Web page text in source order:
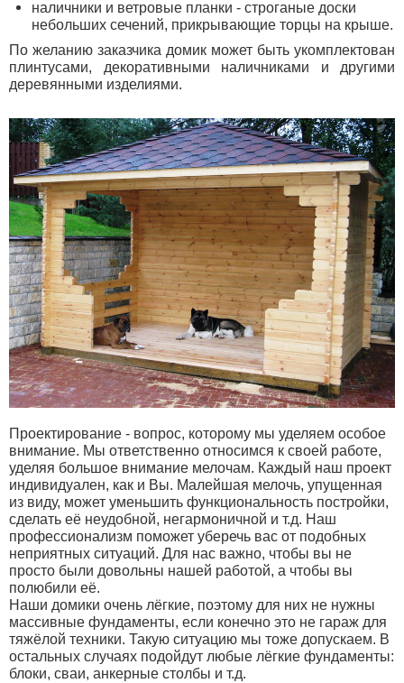
наличники и ветровые планки - строганые доски
небольших сечений, прикрывающие торцы на крыше.
По желанию заказчика домик может быть укомплектован
плинтусами, декоративными наличниками и другими
деревянными изделиями.
Проектирование - вопрос, которому мы уделяем особое
внимание. Мы ответственно относимся к своей работе,
уделяя большое внимание мелочам. Каждый наш проект
индивидуален, как и Вы. Малейшая мелочь, упущенная
из виду, может уменьшить функциональность постройки,
сделать её неудобной, негармоничной и т.д. Наш
профессионализм поможет уберечь вас от подобных
неприятных ситуаций. Для нас важно, чтобы вы не
просто были довольны нашей работой, а чтобы вы
полюбили её.
Наши домики очень лёгкие, поэтому для них не нужны
массивные фундаменты, если конечно это не гараж для
тяжёлой техники. Такую ситуацию мы тоже допускаем. В
остальных случаях подойдут любые лёгкие фундаменты:
блоки, сваи, анкерные столбы и т.д.